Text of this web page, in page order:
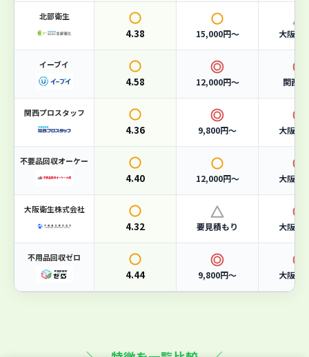
料金
スピード
許可
こんな人におすすめ
許可業者に安心して任せたい方に
大阪市の一般廃棄物収集運搬業許可を取得した正規業者。
行政のルールに則った適正処理を行うため、不法投棄の心
配がありません。
急ぎで回収してほしい方に
365日対応で、お電話一本で休日・夜間問わず回収に駆け
つけます。急な引っ越しや片付けにも柔軟に対応可能で
す。
北部衛生
4.38 15,000円〜 大阪市
イーブイ
4.58 12,000円〜 関西
関西プロスタッフ
4.36 9,800円〜 大阪府
不要品回収オーケー
4.40 12,000円〜 大阪府
大阪衛生株式会社
4.32 要見積もり 大阪市
不用品回収ゼロ
4.44 9,800円〜 大阪府